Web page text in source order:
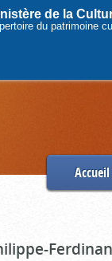
de la
du patrimoine
Accueil